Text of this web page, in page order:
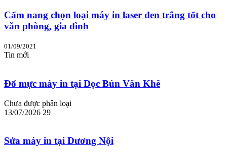
Cẩm nang chọn loại máy in laser đen trắng tốt cho
văn phòng, gia đình
01/09/2021
Tin mới
Đổ mực máy in tại Dọc Bún Văn Khê
Chưa được phân loại
13/07/2026 29
Sửa máy in tại Dương Nội